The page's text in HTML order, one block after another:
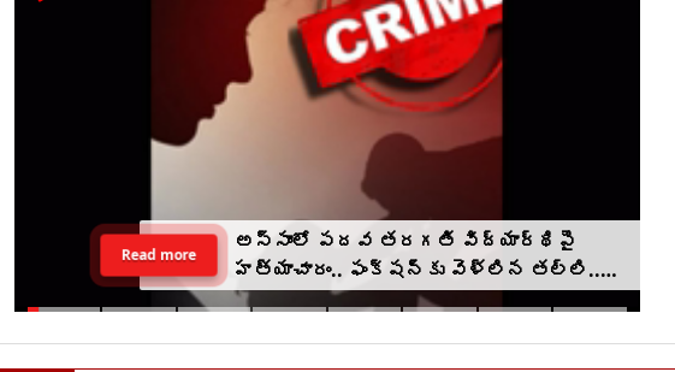
అస్సాంలో పదవ తరగతి విద్యార్థిపై
హత్యాచారం.. ఫంక్షన్‌కు వెళ్లిన తల్లి..
మంచంపై విగతజీవిగా..?
Read more